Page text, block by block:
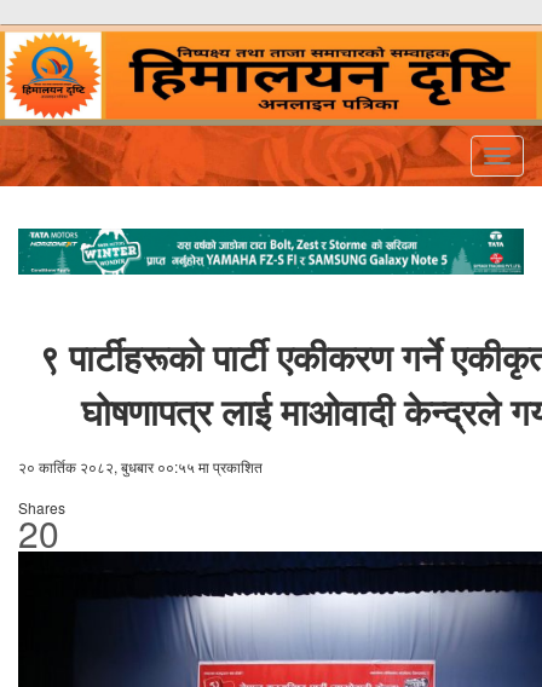
९ पार्टीहरूको पार्टी एकीकरण गर्ने
घोषणापत्र लाई माओवादी केन्द्रले
२० कार्तिक २०८२, बुधबार ००:५५ मा प्रकाशित
Shares
20